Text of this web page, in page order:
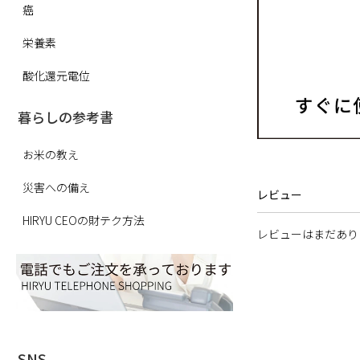
癌
栄養素
酸化還元電位
暮らしの参考書
お米の教え
災害への備え
HIRYU CEOの財テク方法
レビュー
レビューはまだあ